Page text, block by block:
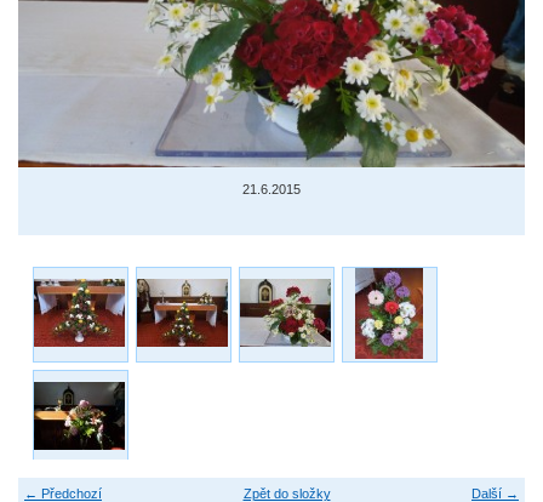
21.6.2015
← Předchozí Další →
Zpět do složky